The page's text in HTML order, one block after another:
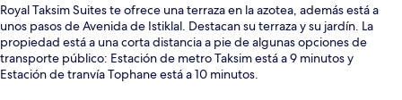
Royal Taksim Suites te ofrece una terraza en la azotea, además está a
unos pasos de Avenida de Istiklal. Destacan su terraza y su jardín. La
propiedad está a una corta distancia a pie de algunas opciones de
transporte público: Estación de metro Taksim está a 9 minutos y
Estación de tranvía Tophane está a 10 minutos.